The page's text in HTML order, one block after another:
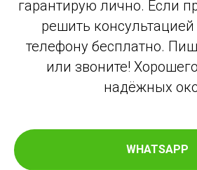
гарантирую лично. Если
решить
телефону бесплатно.
или звоните!
надёжных
WHATSAPP